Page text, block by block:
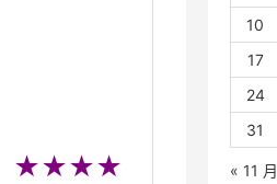
★★★★
10
17
24
31
« 11 月